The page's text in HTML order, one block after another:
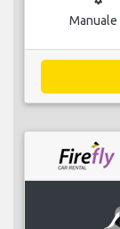
Manuale